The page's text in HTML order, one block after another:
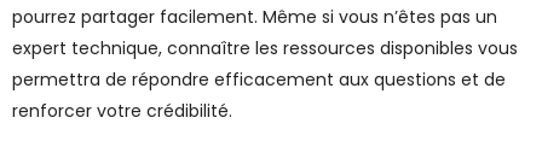
pourrez partager facilement. Même si vous n’êtes pas un
expert technique, connaître les ressources disponibles vous
permettra de répondre efficacement aux questions et de
renforcer votre crédibilité.